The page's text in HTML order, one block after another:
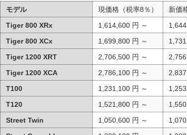
モデル 現価格（税率8％）
新価
Tiger 800 XRx
1,614,600 円 ～
Tiger 800 XCx
1,699,800 円 ～
Tiger 1200 XRT
2,706,500 円 ～
Tiger 1200 XCA
2,786,100 円 ～
T100
1,231,100 円 ～
T120
1,521,800 円 ～
Street Twin
1,050,600 円 ～